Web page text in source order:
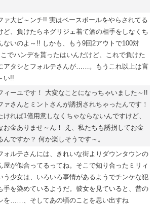
ァ大ピ～ンチ!! 実はベースボールをやらされてる
ど、負けたらネグリジェ着て酒の相手をしなくち
ないのよ～!! しかも、もう9回2アウトで100対
でハンデを貰ったはいんだけど、これで負けた
アタシとフォルテさんが……。もうこれ以上は言
い!!
ィーユです！ 大変なことになっちゃいました～!!
ァさんとミントさんが誘拐されちゃったんです！
ければ1億用意しなくちゃならないんですけど、
お金ありませ～ん！ え、私たちも誘拐してお金
んですか？ 何か楽しそうです～。
ォルテさんには、きれいな街よりダウンタウンの
屋が似合ってるってね。そこで知り合ったミリィ
う少女は、いろいろ事情があるようでチンケな犯
手を染めているようだ。彼女を見ていると、昔の
を……、そしてあの頃のことを思い出すね